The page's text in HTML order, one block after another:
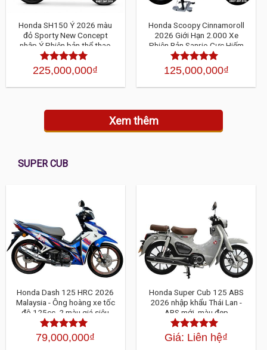
Honda SH150 Ý 2026 màu
đỏ Sporty New Concept
nhập Ý Phiên bản thể thao
đậm chất Ý giá mới nhất
Được xếp
sao
225,000,000₫
Honda Scoopy Cinnamoroll
2026 Giới Hạn 2.000 Xe
Phiên Bản Sanrio Cực Hiếm
Đáng Sở Hữu Nhất Năm Nay
Được xếp
5 sao
125,000,000₫
Xem thêm
SUPER CUB
Honda Dash 125 HRC 2026
Malaysia - Ông hoàng xe tốc
độ 125cc, 2 màu giá siêu
HOT
Được xếp
79,000,000₫
Honda Super Cub 125 ABS
2026 nhập khẩu Thái Lan -
ABS mới, màu đẹp
Được xếp
5
Giá: Liên hệ₫